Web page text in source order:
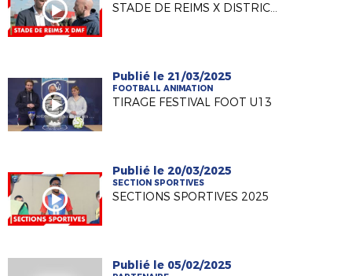
STADE DE REIMS X DISTRICT MARNE
Publié le 21/03/2025
FOOTBALL ANIMATION
TIRAGE FESTIVAL FOOT U13
Publié le 20/03/2025
SECTION SPORTIVES
SECTIONS SPORTIVES 2025
Publié le 05/02/2025